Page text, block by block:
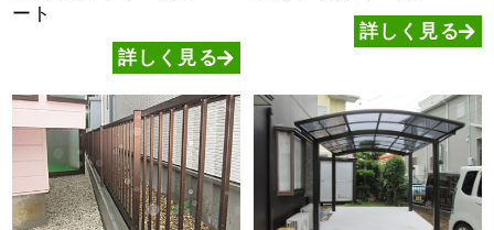
ート
詳しく見る
詳しく見る